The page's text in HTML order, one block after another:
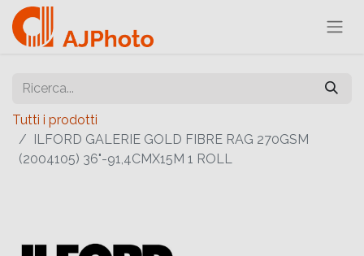
Tutti i prodotti
ILFORD GALERIE GOLD FIBRE RAG 270GSM
(2004105) 36"-91,4CMX15M 1 ROLL